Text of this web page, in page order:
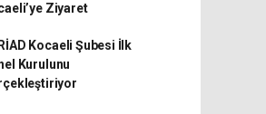
Ziyaret
Kocaeli Şubesi İlk
Kurulunu